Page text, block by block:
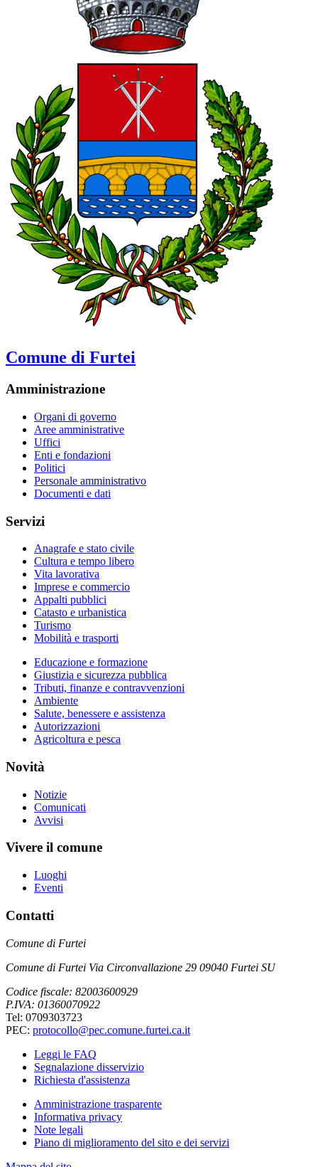
Comune di Furtei
Amministrazione
Organi di governo
Aree amministrative
Uffici
Enti e fondazioni
Politici
Personale amministrativo
Documenti e dati
Servizi
Anagrafe e stato civile
Cultura e tempo libero
Vita lavorativa
Imprese e commercio
Appalti pubblici
Catasto e urbanistica
Turismo
Mobilità e trasporti
Educazione e formazione
Giustizia e sicurezza pubblica
Tributi, finanze e contravvenzioni
Ambiente
Salute, benessere e assistenza
Autorizzazioni
Agricoltura e pesca
Novità
Notizie
Comunicati
Avvisi
Vivere il comune
Luoghi
Eventi
Contatti
Comune di Furtei
Comune di Furtei Via Circonvallazione 29 09040 Furtei SU
Codice fiscale: 82003600929
P.IVA: 01360070922
Tel: 0709303723
PEC: protocollo@pec.comune.furtei.ca.it
Leggi le FAQ
Segnalazione disservizio
Richiesta d'assistenza
Amministrazione trasparente
Informativa privacy
Note legali
Piano di miglioramento del sito e dei servizi